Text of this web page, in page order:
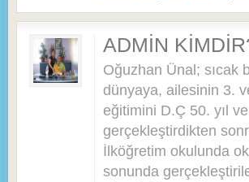
ADMIN
Oğuzhan Ünal; sıcak
dünyaya, ailesinin 3.
eğitimini D.Ç 50. yıl
gerçekleştirdikten
İlköğretim okulunda
sonunda